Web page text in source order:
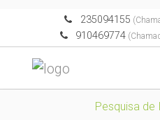
235094155
910469774
Pesquisa de